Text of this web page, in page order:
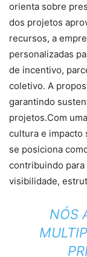
orienta sobre
dos projetos
recursos, a
personalizadas
de incentivo,
coletivo. A
garantindo
projetos.Com
cultura e impacto
se posiciona
contribuindo para
visibilidade,
NÓS